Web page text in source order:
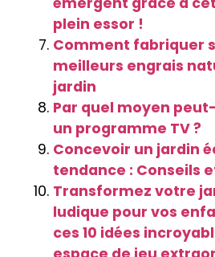
plein essor !
Comment fabriquer
meilleurs engrais
jardin
Par quel moyen
un programme TV ?
Concevoir un jardin
tendance : Conseils
Transformez votre
ludique pour vos
ces 10 idées